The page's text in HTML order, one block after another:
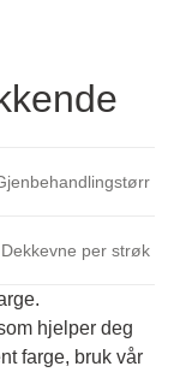
Dekkevne per strøk
hjelper deg
farge, bruk vår